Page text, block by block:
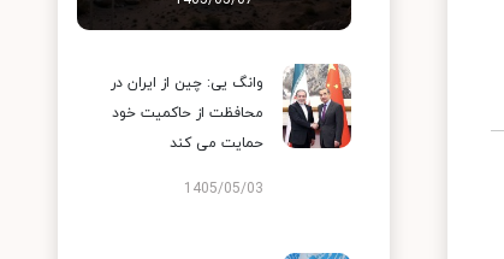
وانگ یی: چین از ایران در
محافظت از حاکمیت خود
حمایت می کند
1405/05/03